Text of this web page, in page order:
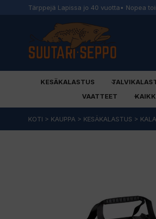
Tärppejä Lapissa jo 40 vuotta• Nopea
KESÄKALASTUS
VAATTEET
sisältöön
KOTI > KAUPPA > KESÄKALASTUS >